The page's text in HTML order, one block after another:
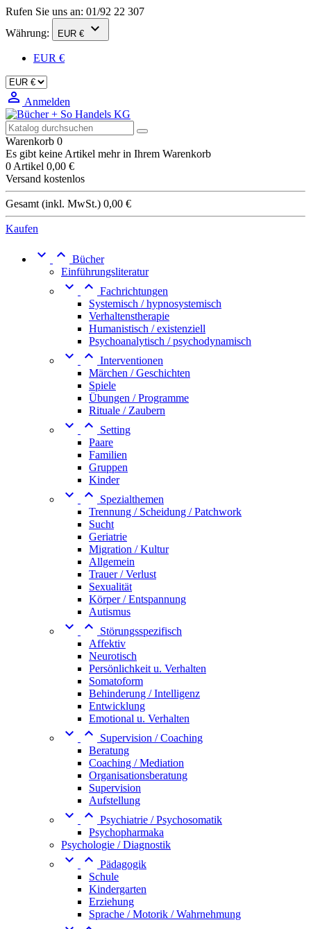
Rufen Sie uns an: 01/92 22 307
Währung:
EUR € 
EUR €
 Anmelden
Warenkorb 0
Es gibt keine Artikel mehr in Ihrem Warenkorb
0 Artikel 0,00 €
Versand kostenlos
Gesamt (inkl. MwSt.) 0,00 €
Kaufen
  Bücher
Einführungsliteratur
  Fachrichtungen
Systemisch / hypnosystemisch
Verhaltenstherapie
Humanistisch / existenziell
Psychoanalytisch / psychodynamisch
  Interventionen
Märchen / Geschichten
Spiele
Übungen / Programme
Rituale / Zaubern
 
Setting
Paare
Familien
Gruppen
Kinder
 
Spezialthemen
Trennung / Scheidung / Patchwork
Sucht
Geriatrie
Migration / Kultur
Allgemein
Trauer / Verlust
Sexualität
Körper / Entspannung
Autismus
 
Störungsspezifisch
Affektiv
Neurotisch
Persönlichkeit u. Verhalten
Somatoform
Behinderung / Intelligenz
Entwicklung
Emotional u. Verhalten
 
Supervision / Coaching
Beratung
Coaching / Mediation
Organisationsberatung
Supervision
Aufstellung
  Psychiatrie / Psychosomatik
Psychopharmaka
Psychologie / Diagnostik
  Pädagogik
Schule
Kindergarten
Erziehung
Sprache / Motorik / Wahrnehmung